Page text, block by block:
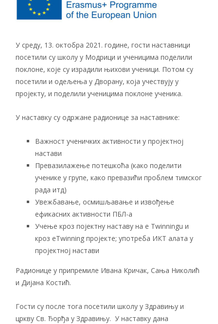
У среду, 13. октобра 2021. године, гости наставници
посетили су школу у Модрици и ученицима поделили
поклоне, које су израдили њихови ученици. Потом су
посетили и одељења у Дворану, која учествују у
пројекту, и поделили ученицима поклоне ученика.
У наставку су одржане радионице за наставнике:
Важност ученичких активности у пројектној
настави
Превазилажење потешкоћа (како поделити
ученике у групе, како превазићи проблем тимског
рада итд)
Увежбавање, осмишљавање и извођење
ефикасних активности ПБЛ-а
Учење кроз појектну наставу на е Twinningu и
кроз eTwinning пројекте; употреба ИКТ алата у
пројектној настави
Радионице у припремиле Ивана Кричак, Сања Николић
и Дијана Костић.
Гости су после тога посетили школу у Здравињу и
цркву Св. Ђорђа у Здравињу. У наставку дана